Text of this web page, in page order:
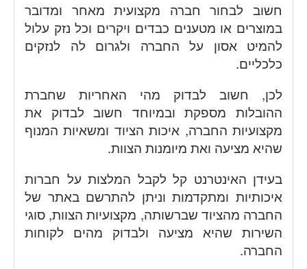
חשוב לבחור חברה מקצועית מאחר ומדובר
במוצרים או מטענים כבדים ויקרים וכל נזק עלול
להמיט אסון על החברה ולגרום לה לנזקים
כלכליים.
לכן, חשוב לבדוק מהי האחריות שחברת
ההובלות מספקת ובמיוחד חשוב לבדוק את
מקצועיות החברה, איכות הציוד ומשאיות המנוף
שהיא מציעה ואת מיומנות הצוות.
בעידן האינטרנט קל לקבל המלצות על חברות
איכותיות ומתקדמות וניתן להתרשם באתר של
החברה מהציוד שברשותה, מקצועיות הצוות, סוגי
השירות שהיא מציעה ולבדוק מהים לקוחות
החברה.